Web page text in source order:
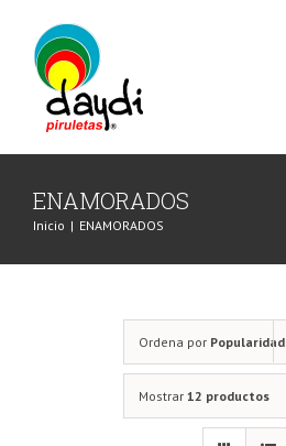
contenido
ENAMORADOS
Inicio | ENAMORADOS
Ordena por Popularidad
Mostrar 12 productos